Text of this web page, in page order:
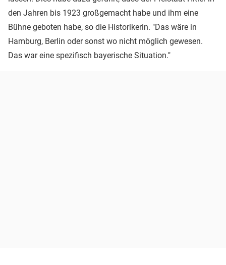
den Jahren bis 1923 großgemacht habe und ihm eine
Bühne geboten habe, so die Historikerin. "Das wäre in
Hamburg, Berlin oder sonst wo nicht möglich gewesen.
Das war eine spezifisch bayerische Situation."